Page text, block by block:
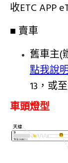
收ETC APP
■ 賣車
舊車主(
點我說
13，或
車頭燈型